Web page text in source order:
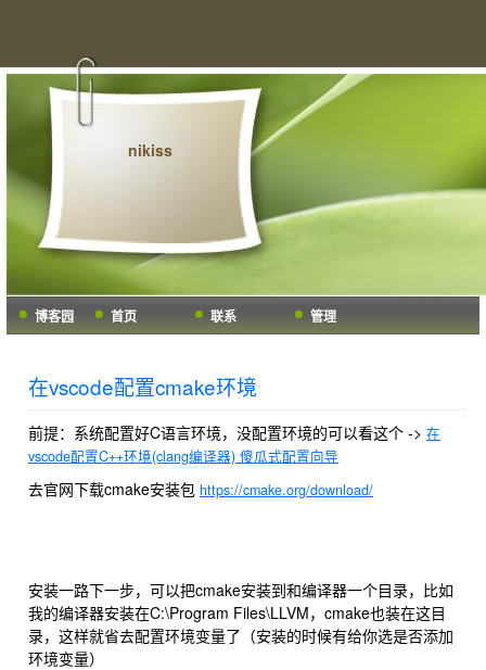
nikiss
博客园 首页 联系 管理
在vscode配置cmake环境
前提：系统配置好C语言环境，没配置环境的可以看这个 -> 在
vscode配置C++环境(clang编译器) 傻瓜式配置向导
去官网下载cmake安装包 https://cmake.org/download/
安装一路下一步，可以把cmake安装到和编译器一个目录，比如
我的编译器安装在C:\Program Files\LLVM，cmake也装在这目
录，这样就省去配置环境变量了（安装的时候有给你选是否添加
环境变量）